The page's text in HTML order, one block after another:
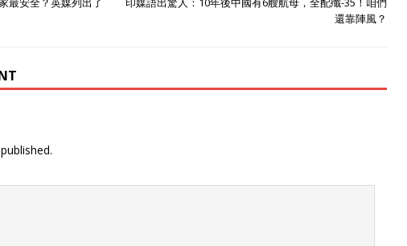
度、最大射程4000公里、覆盖关
公开亮相后，相关部队多次实弹演
竞赛显著加速。美国智库CSIS统
实战部署数量较2015年增长
還靠陣風？